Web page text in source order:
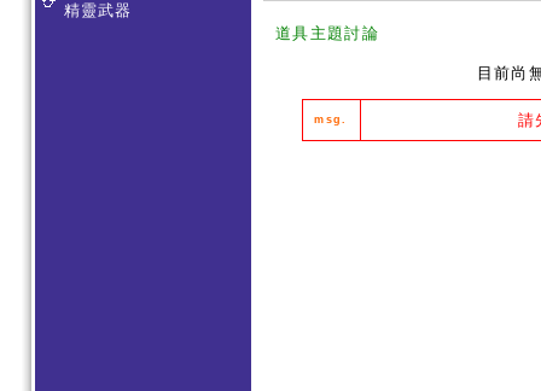
精靈武器
道具主題討論
目前尚
msg. 請